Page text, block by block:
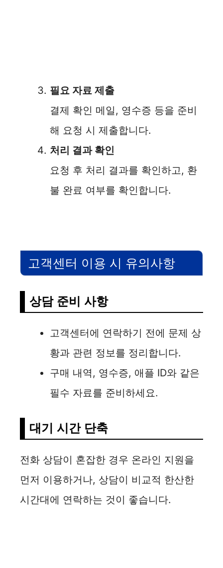
필요 자료 제출
결제 확인 메일, 영수증 등을 준비
해 요청 시 제출합니다.
처리 결과 확인
요청 후 처리 결과를 확인하고, 환
불 완료 여부를 확인합니다.
고객센터 이용 시 유의사항
상담 준비 사항
고객센터에 연락하기 전에 문제 상
황과 관련 정보를 정리합니다.
구매 내역, 영수증, 애플 ID와 같은
필수 자료를 준비하세요.
대기 시간 단축
전화 상담이 혼잡한 경우 온라인 지원을
먼저 이용하거나, 상담이 비교적 한산한
시간대에 연락하는 것이 좋습니다.